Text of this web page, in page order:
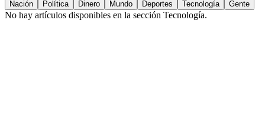
Nación Política Dinero Mundo Deportes Tecnología Gente
No hay artículos disponibles en la sección Tecnología.